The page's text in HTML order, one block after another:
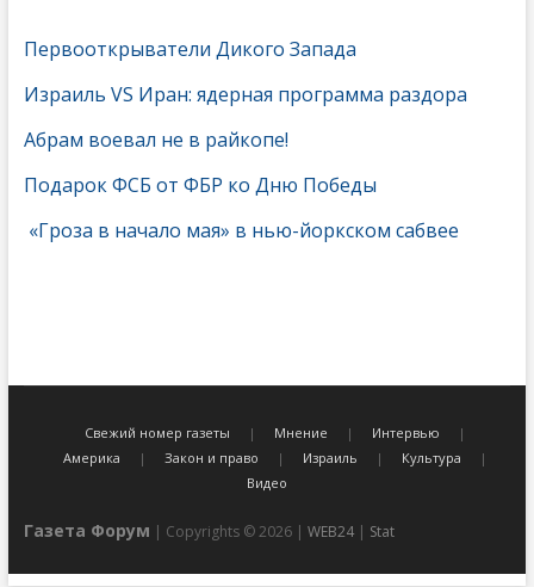
Первооткрыватели Дикого Запада
Израиль VS Иран: ядерная программа раздора
Абрам воевал не в райкопе!
Подарок ФСБ от ФБР ко Дню Победы
«Гроза в начало мая» в нью-йоркском сабвее
Свежий номер газеты Мнение
Интервью
Америка
Закон и право Израиль
Культура
Видео
Газета Форум | Copyrights © 2026 | WEB24| Stat